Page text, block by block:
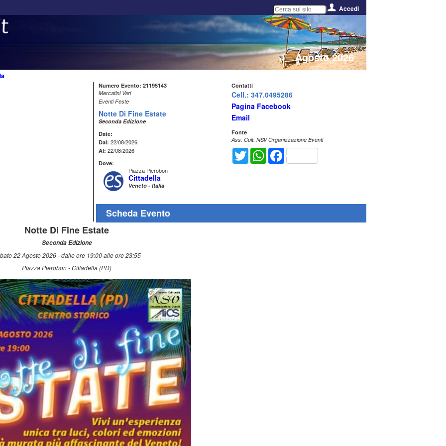
Accedi
Agosto 2026
Numero Evento: 21195143
Mercatini Vari
Eventi Feste
Notte Di Fine Estate
Seconda Edizione
Date:
Dal: 22/08/2026
Al: 22/08/2026
Dove:
Piazza Pierobon
Cittadella
Veneto - Italia
Contatti
Cell.: 347.0495286
Pagina Facebook
Email
Fonte
Ass. Cult. NSV Organizzazione Eventi
Twitter WhatsAppFacebook
Scheda Evento
Notte Di Fine Estate
Seconda Edizione
22 Agosto 2026 - dalle ore 19:00 alle ore 23:55
Piazza Pierobon - Cittadella (PD)